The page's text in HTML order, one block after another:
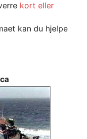
kort eller
kan du hjelpe